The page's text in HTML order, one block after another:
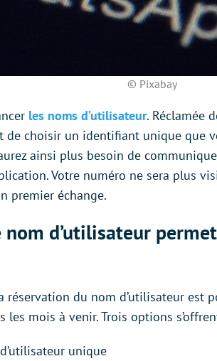
© Pixabay
les noms d’utilisateur. Réclamée
choisir un identifiant unique que
ainsi plus besoin de
Votre numéro ne sera plus
premier échange.
d’utilisateur
réservation du nom d’utilisateur est
les mois à venir. Trois options
unique